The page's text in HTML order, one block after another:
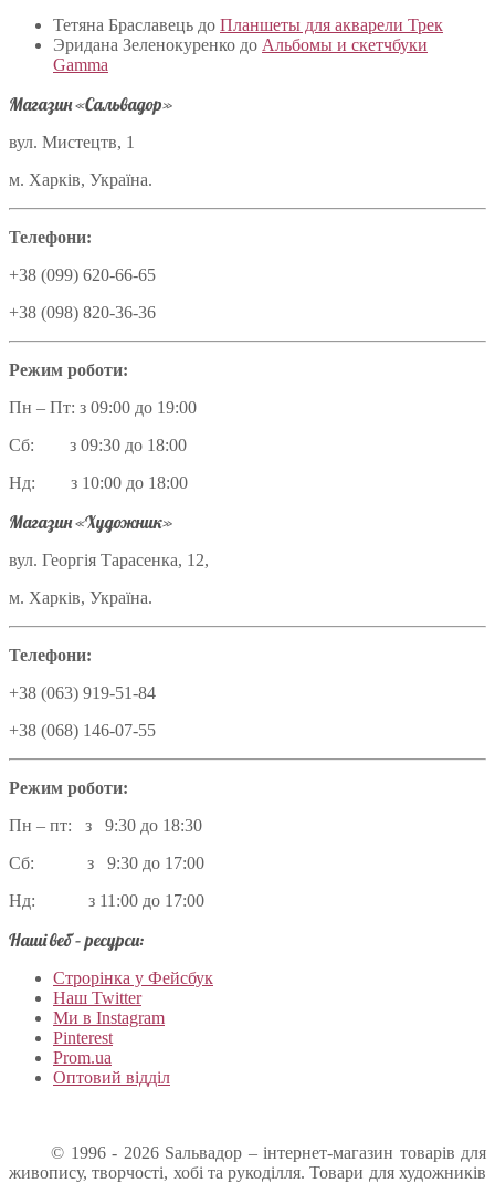
Тетяна Браславець до Планшеты для акварели Трек
Эридана Зеленокуренко до Альбомы и скетчбуки
Gamma
Магазин «Сальвадор»
вул. Мистецтв, 1
м. Харків, Україна.
Телефони:
+38 (099) 620-66-65
+38 (098) 820-36-36
Режим роботи:
Пн – Пт: з 09:00 до 19:00
Сб: з 09:30 до 18:00
Нд: з 10:00 до 18:00
Магазин «Художник»
вул. Георгія Тарасенка, 12,
м. Харків, Україна.
Телефони:
+38 (063) 919-51-84
+38 (068) 146-07-55
Режим роботи:
Пн – пт: з 9:30 до 18:30
Сб: з 9:30 до 17:00
Нд: з 11:00 до 17:00
Наші веб – ресурси:
Строрінка у Фейсбук
Наш Twitter
Ми в Instagram
Pinterest
Prom.ua
Оптовий відділ
© 1996 - 2026 Sальвадор – інтернет-магазин товарів для
живопису, творчості, хобі та рукоділля. Товари для художників